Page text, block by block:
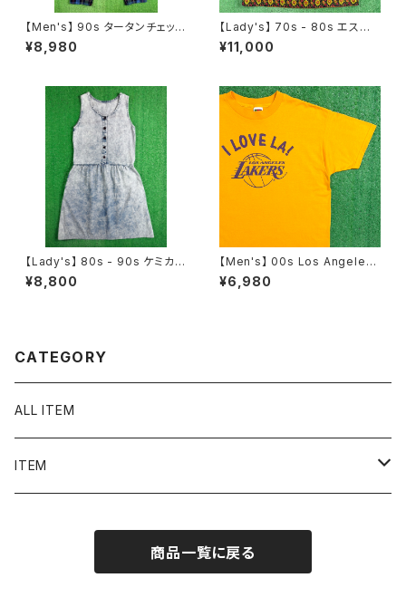
【Men's】 90s タータンチェック
テーパード パンツ / 90年代 古
着 トラウザーパンツ チェックパ
¥8,980
【Lady's】 70s - 80s エスニッ
ク柄 スカート / 70年代 80年代
総柄 古着 レディース N1546
¥11,000
【Lady's】 80s - 90s ケミカル
ウォッシュ ノースリーブ ワンピ
ース / 80年代 90年代 古着 ワ
¥8,800
【Men's】 00s Los Angeles
Lakers KCAL9 Tシャツ / NB
A ティーシャツ T-Shirt 古着 2
¥6,980
CATEGORY
ALL ITEM
ITEM
シャツ／ブラウス
商品一覧に戻る